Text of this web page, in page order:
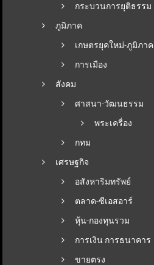
กระบวนการยุติธรรม
ภูมิภาค
เกษตรยุคใหม่-ภูมิภาค
การเมือง
สังคม
ศาสนา-วัฒนธรรม
พระเครื่อง
กทม
เศรษฐกิจ
อสังหาริมทรัพย์
ตลาด-ซีเอสอาร์
หุ้น-กองทุนรวม
การเงิน การธนาคาร
ขายตรง